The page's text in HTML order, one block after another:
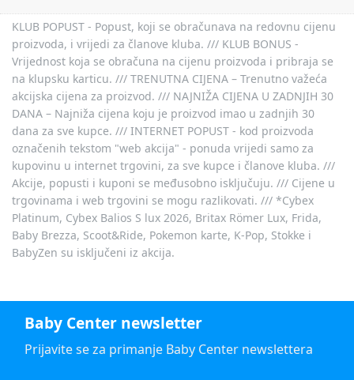
KLUB POPUST - Popust, koji se obračunava na redovnu cijenu
proizvoda, i vrijedi za članove kluba. /// KLUB BONUS -
Vrijednost koja se obračuna na cijenu proizvoda i pribraja se
na klupsku karticu. /// TRENUTNA CIJENA – Trenutno važeća
akcijska cijena za proizvod. /// NAJNIŽA CIJENA U ZADNJIH 30
DANA – Najniža cijena koju je proizvod imao u zadnjih 30
dana za sve kupce. /// INTERNET POPUST - kod proizvoda
označenih tekstom "web akcija" - ponuda vrijedi samo za
kupovinu u internet trgovini, za sve kupce i članove kluba. ///
Akcije, popusti i kuponi se međusobno isključuju. /// Cijene u
trgovinama i web trgovini se mogu razlikovati. /// *Cybex
Platinum, Cybex Balios S lux 2026, Britax Römer Lux, Frida,
Baby Brezza, Scoot&Ride, Pokemon karte, K-Pop, Stokke i
BabyZen su isključeni iz akcija.
Baby Center newsletter
Prijavite se za primanje Baby Center newslettera